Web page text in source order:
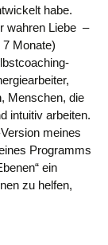
habe.
wahren Liebe –
7 Monate)
Menschen, die
intuitiv arbeiten.
meines
Programms
ein
zu helfen,